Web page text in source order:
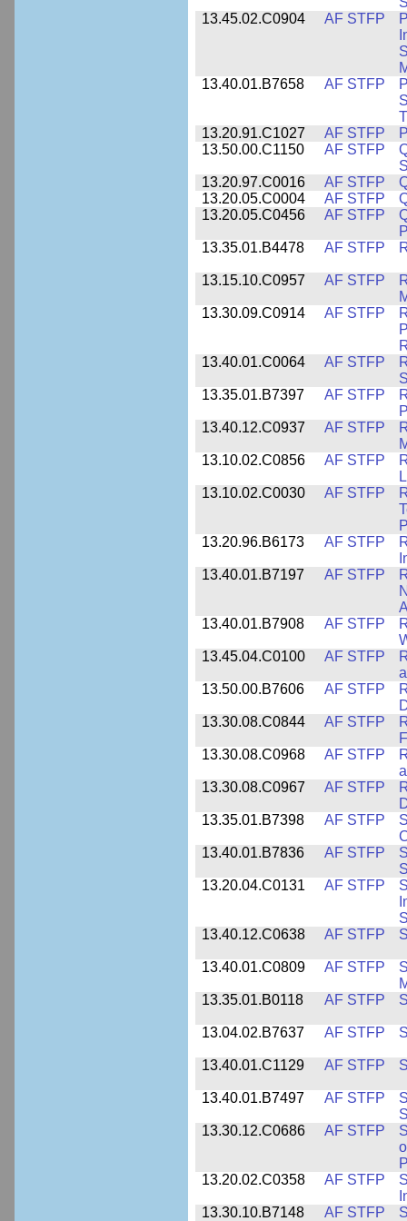
13.45.02.C0904
AF STFP
13.40.01.B7658
AF STFP
13.20.91.C1027
AF STFP
13.50.00.C1150
AF STFP
13.20.97.C0016
AF STFP
13.20.05.C0004
AF STFP
13.20.05.C0456
AF STFP
13.35.01.B4478
AF STFP
13.15.10.C0957 AF STFP
13.30.09.C0914
AF STFP
13.40.01.C0064
AF STFP
13.35.01.B7397
AF STFP
13.40.12.C0937
AF STFP
13.10.02.C0856
AF STFP
13.10.02.C0030
AF STFP
13.20.96.B6173
AF STFP
13.40.01.B7197
AF STFP
13.40.01.B7908
AF STFP
13.45.04.C0100
AF STFP
13.50.00.B7606
AF STFP
13.30.08.C0844
AF STFP
13.30.08.C0968
AF STFP
13.30.08.C0967
AF STFP
13.35.01.B7398
AF STFP
13.40.01.B7836
AF STFP
13.20.04.C0131
AF STFP
13.40.12.C0638
AF STFP
13.40.01.C0809 AF STFP
13.35.01.B0118
AF STFP
13.04.02.B7637 AF STFP
13.40.01.C1129 AF STFP
13.40.01.B7497 AF STFP
13.30.12.C0686
AF STFP
13.20.02.C0358
AF STFP
13.30.10.B7148
AF STFP